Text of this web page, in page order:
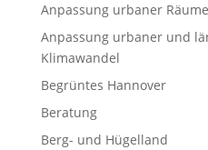
Anpassung urbaner
Anpassung urbaner und
Klimawandel
Begrüntes Hannover
Beratung
Berg- und Hügelland